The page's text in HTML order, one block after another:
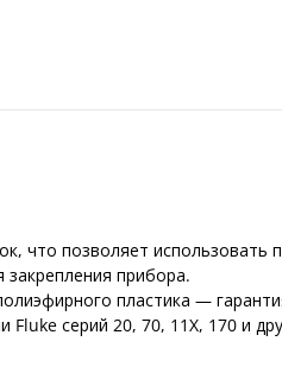
что позволяет
прибора.
пластика —
серий 20, 70, 11X, 170 и